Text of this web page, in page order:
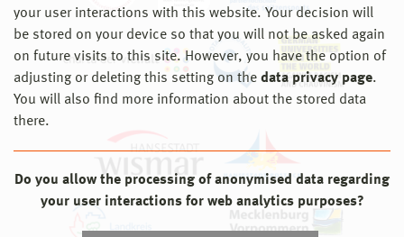
your user interactions with this website. Your decision will
be stored on your device so that you will not be asked again
on future visits to this site. However, you have the option of
adjusting or deleting this setting on the data privacy page.
You will also find more information about the stored data
there.
Do you allow the processing of anonymised data regarding
your user interactions for web analytics purposes?